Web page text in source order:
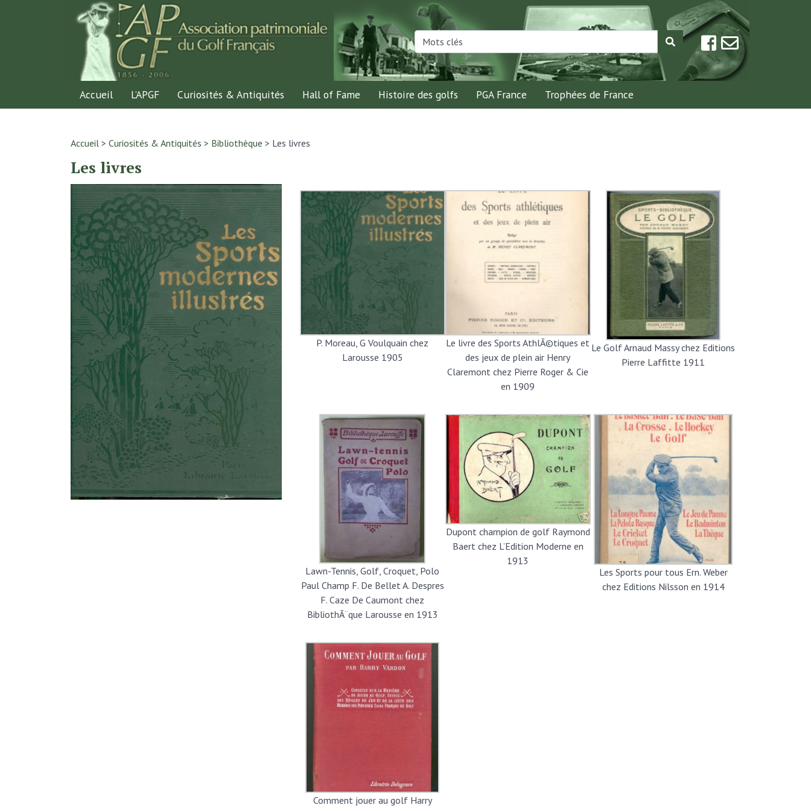
Accueil L’APGF Curiosités & Antiquités Hall of Fame Histoire des golfs PGA France Trophées de France
Accueil > Curiosités & Antiquités > Bibliothèque > Les livres
Les livres
P. Moreau, G Voulquain chez
Larousse 1905
Le livre des Sports AthlÃ©tiques et
des jeux de plein air Henry
Claremont chez Pierre Roger & Cie
en 1909
Le Golf Arnaud Massy chez Editions
Pierre Laffitte 1911
Lawn-Tennis, Golf, Croquet, Polo
Paul Champ F. De Bellet A. Despres
F. Caze De Caumont chez
BibliothÃ¨que Larousse en 1913
Dupont champion de golf Raymond
Baert chez L’Edition Moderne en
1913
Les Sports pour tous Ern. Weber
chez Editions Nilsson en 1914
Comment jouer au golf Harry